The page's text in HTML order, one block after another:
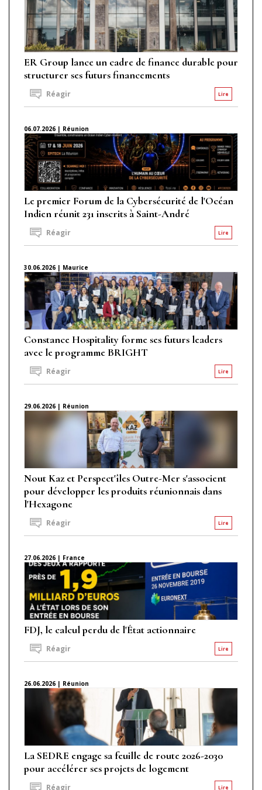
ER Group lance un cadre de finance durable pour
structurer ses futurs financements
Lire
Réagir
06.07.2026 | Réunion
Le premier Forum de la Cybersécurité de l'Océan
Indien réunit 231 inscrits à Saint-André
Lire
Réagir
30.06.2026 | Maurice
Constance Hospitality forme ses futurs leaders
avec le programme BRIGHT
Lire
Réagir
29.06.2026 | Réunion
Nout Kaz et Perspect'îles Outre-Mer s'associent
pour développer les produits réunionnais dans
l'Hexagone
Lire
Réagir
27.06.2026 | France
FDJ, le calcul perdu de l'État actionnaire
Lire
Réagir
26.06.2026 | Réunion
La SEDRE engage sa feuille de route 2026-2030
pour accélérer ses projets de logement
Lire
Réagir